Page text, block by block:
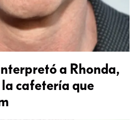
a Rhonda,
cafetería que